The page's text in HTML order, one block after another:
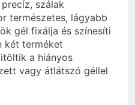
szálak
természetes, lágyabb
gél fixálja és színesíti
két terméket
a hiányos
vagy átlátszó géllel